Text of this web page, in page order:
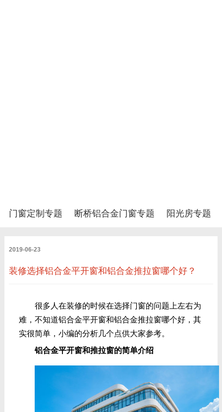
门窗定制专题 断桥铝合金门窗专题 阳光房专题
2019-06-23
装修选择铝合金平开窗和铝合金推拉窗哪个好？
很多人在装修的时候在选择门窗的问题上左右为
难，不知道铝合金平开窗和铝合金推拉窗哪个好，其
实很简单，小编的分析几个点供大家参考。
铝合金平开窗和推拉窗的简单介绍